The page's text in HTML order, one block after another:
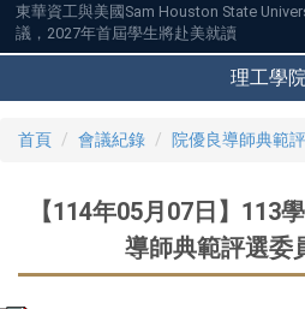
東華資工與美國Sam Houston State
議，2027年首屆學生將赴美就讀
理工學
首頁 會議紀錄 院優良導師典範
【114年05月07日】113
導師典範評選委